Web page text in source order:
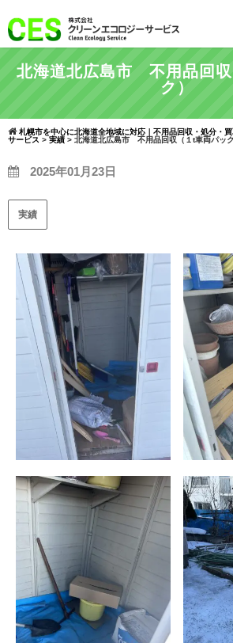
北海道北広島市 不用品回
ク）
札幌市を中心に北海道全地域に対応｜不用品回収・処分・
サービス > 実績 > 北海道北広島市 不用品回収（１t車両パック
2025年01月23日
実績